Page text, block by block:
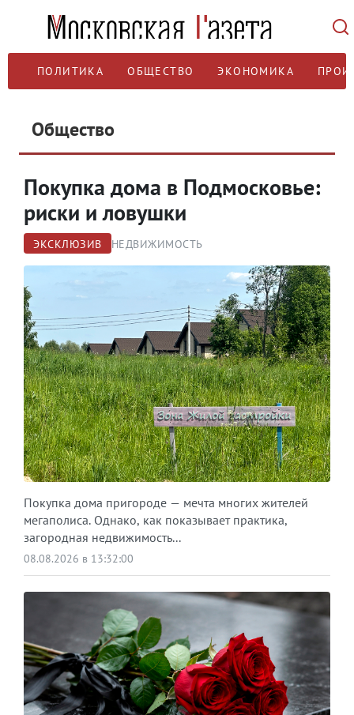
ПОЛИТИКА ОБЩЕСТВО ЭКОНОМИКА
Общество
Покупка дома в Подмосковье:
риски и ловушки
ЭКСКЛЮЗИВ НЕДВИЖИМОСТЬ
Покупка дома пригороде — мечта многих жителей
мегаполиса. Однако, как показывает практика,
загородная недвижимость...
08.08.2026 в 13:32:00